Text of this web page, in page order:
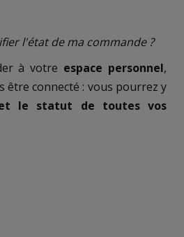
l'état de ma commande ?
à votre espace personnel,
être connecté : vous pourrez y
le statut de toutes vos